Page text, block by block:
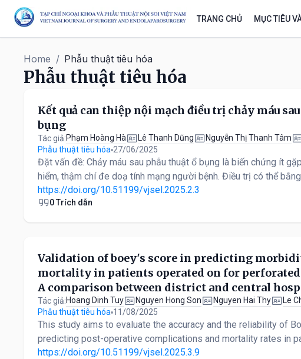
TRANG CHỦ MỤC TIÊU
Home / Phẫu thuật tiêu hóa
Phẫu thuật tiêu hóa
Kết quả can thiệp nội mạch điều trị chảy máu
bụng
Tác giả:Phạm Hoàng Hà Lê Thanh Dũng Nguyễn Thị Thanh Tâm
Phẫu thuật tiêu hóa 27/06/2025
Đặt vấn đề: Chảy máu sau phẫu thuật ổ bụng là biến chứng ít
hiểm, thậm chí đe doạ tính mạng người bệnh. Điều trị có thể bằng
https://doi.org/10.51199/vjsel.2025.2.3
0 Trích dẫn
Validation of boey's score in predicting
mortality in patients operated on for
A comparison between district and central
Tác giả:Hoang Dinh Tuy Nguyen Hong Son Nguyen Hai Thy Le
Phẫu thuật tiêu hóa 11/08/2025
This study aims to evaluate the accuracy and the reliability of
predicting post-operative complications and mortality rates in
https://doi.org/10.51199/vjsel.2025.3.9